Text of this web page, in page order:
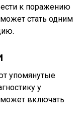
к поражению
стать одним
упомянутые
у
может включать